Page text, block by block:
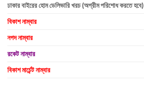
ঢাকার বাইরের হোম ডেলিভারি খরচ (অগ্রীম পরিশোধ করতে হবে)
বিকাশ নাম্বার
নগদ নাম্বার
রকেট নাম্বার
বিকাশ মার্চেন্ট নাম্বার